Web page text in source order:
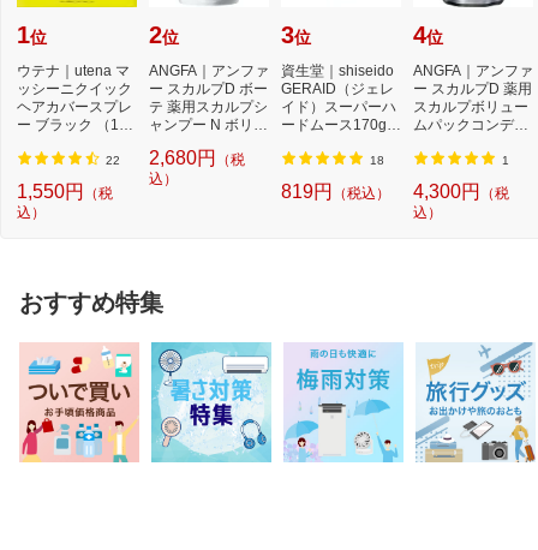
1位
ウテナ｜utena マ
ッシーニクイック
ヘアカバースプレ
ー ブラック （140
22
1,550円
（税
込）
2位
ANGFA｜アンファ
ー スカルプD ボー
テ 薬用スカルプシ
ャンプー N ボリュ
2,680円
（税
込）
3位
資生堂｜shiseido
GERAID（ジェレ
イド）スーパーハ
ードムース170g
ー...
18
819円 （税込）
4位
ANGFA｜アンファ
ー スカルプD 薬用
スカルプボリュー
ムパックコンディ
1
4,300円
（税
込）
おすすめ特集